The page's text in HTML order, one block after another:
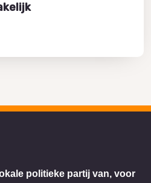
politieke partij van, voor